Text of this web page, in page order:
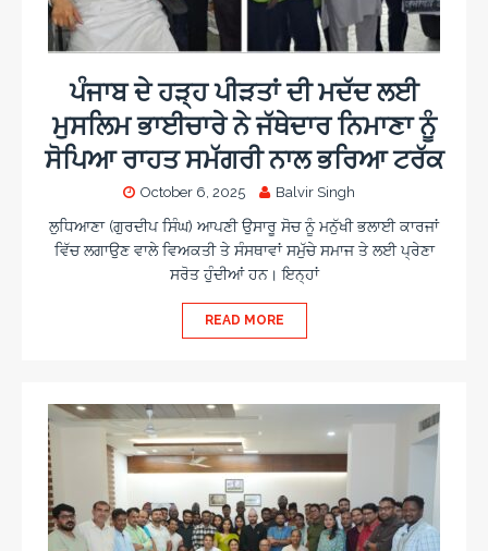
ਪੰਜਾਬ ਦੇ ਹੜ੍ਹ ਪੀੜਤਾਂ ਦੀ ਮਦੱਦ ਲਈ
ਮੁਸਲਿਮ ਭਾਈਚਾਰੇ ਨੇ ਜੱਥੇਦਾਰ ਨਿਮਾਣਾ ਨੂੰ
ਸੋਪਿਆ ਰਾਹਤ ਸਮੱਗਰੀ ਨਾਲ ਭਰਿਆ ਟਰੱਕ
October 6, 2025 Balvir Singh
ਲੁਧਿਆਣਾ (ਗੁਰਦੀਪ ਸਿੰਘ) ਆਪਣੀ ਉਸਾਰੂ ਸੋਚ ਨੂੰ ਮਨੁੱਖੀ ਭਲਾਈ ਕਾਰਜਾਂ
ਵਿੱਚ ਲਗਾਉਣ ਵਾਲੇ ਵਿਅਕਤੀ ਤੇ ਸੰਸਥਾਵਾਂ ਸਮੁੱਚੇ ਸਮਾਜ ਤੇ ਲਈ ਪ੍ਰੇਣਾ
ਸਰੋਤ ਹੁੰਦੀਆਂ ਹਨ। ਇਨ੍ਹਾਂ
READ MORE